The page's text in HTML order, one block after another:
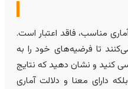
فاقد اعتبار است.
فرضیه‌های خود را به
و نشان دهید که نتایج
معنا و دلالت آماری